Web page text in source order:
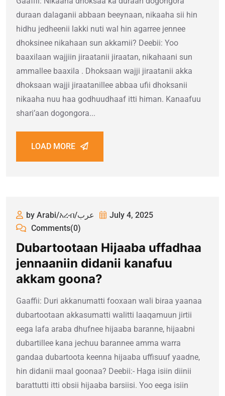
duraan dalaganii abbaan beeynaan, nikaaha sii hin
hidhu jedheenii lakki nuti wal hin agarree jennee
dhoksinee nikahaan sun akkamii? Deebii: Yoo
baaxilaan wajjiin jiraatanii jiraatan, nikahaani sun
ammallee baaxila . Dhoksaan wajji jiraatanii akka
dhoksaan wajji jiraatanillee abbaa ufii dhoksanii
nikaaha nuu haa godhuudhaaf itti himan. Kanaafuu
shari’aan dogongora...
LOAD MORE
by Arabi/አረብ/عرب
July 4, 2025
Comments(0)
Dubartootaan Hijaaba uffadhaa
jennaaniin didanii kanafuu
akkam goona?
Gaaffii: Duri akkanumatti fooxaan wali biraa yaanaa
dubartootaan akkasumatti walitti laaqamuun jirtii
eega lafa araba dhufnee hijaaba baranne, hijaabni
dubartillee kana jechuu barannee amma warra
gandaa dubartoota keenna hijaaba uffisuuf yaadne,
hin didanii maal goonaa? Deebii:- Haga isiin diinii
barattutti itti obsii hijaaba barsiisi. Yoo eega isiin